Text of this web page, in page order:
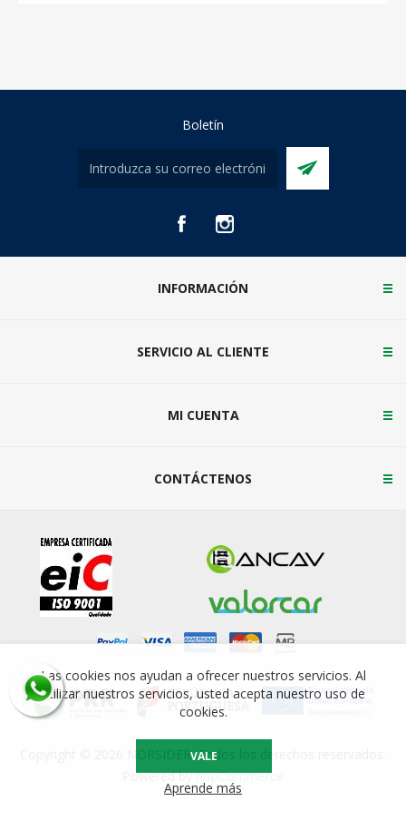
Boletín
INFORMACIÓN
SERVICIO AL CLIENTE
MI CUENTA
CONTÁCTENOS
Copyright © 2026 NORSIDER. Todos los derechos reservados.
Powered bynopCommerce
Las cookies nos ayudan a ofrecer nuestros servicios. Al
utilizar nuestros servicios, usted acepta nuestro uso de
cookies.
VALE
Aprende más